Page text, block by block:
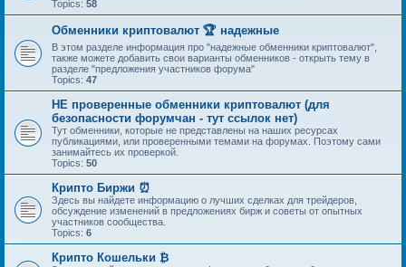
Topics: 58
Обменники криптовалют 🏆 надежные
В этом разделе информация про "надежные обменники криптовалют",
также можете добавить свои варианты обменников - открыть тему в
разделе "предложения участников форума"
Topics: 47
НЕ проверенные обменники криптовалют (для
безопасности форумчан - тут ссылок нет)
Тут обменники, которые не представлены на наших ресурсах
публикациями, или проверенными темами на форумах. Поэтому сами
занимайтесь их проверкой.
Topics: 50
Крипто Биржи ⏰
Здесь вы найдете информацию о лучших сделках для трейдеров,
обсуждение изменений в предложениях бирж и советы от опытных
участников сообщества.
Topics: 6
Крипто Кошельки ₿